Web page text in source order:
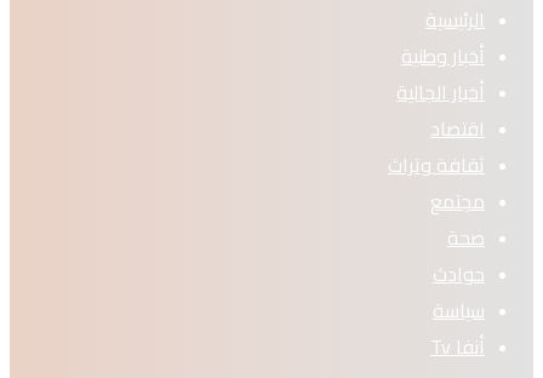
الرئيسية
أخبار وطنية
أخبار الجالية
اقتصاد
ثقافة وتراث
مجتمع
صحة
حوادث
سياسة
أنفا Tv